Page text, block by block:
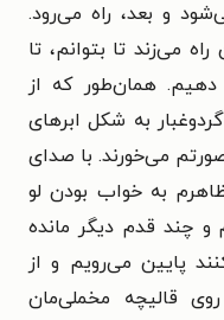
و بعد، راه می‌رود.
می‌زند تا بتوانم، تا
دهیم. همان‌طور که از
به شکل ابرهای
می‌خورند. با صدای
به خواب بودن لو
و چند قدم دیگر مانده
پایین می‌رویم و از
قالیچه مخملی‌مان